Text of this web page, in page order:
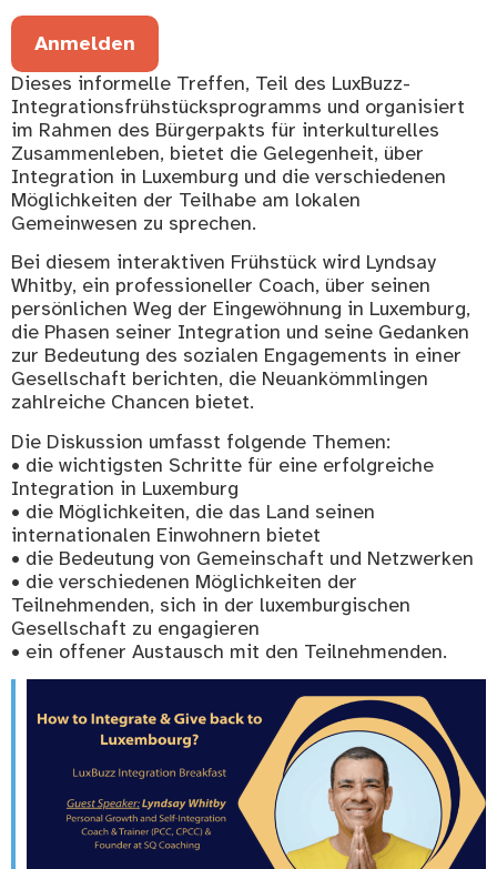
Anmelden
Dieses informelle Treffen, Teil des LuxBuzz-
Integrationsfrühstücksprogramms und organisiert
im Rahmen des Bürgerpakts für interkulturelles
Zusammenleben, bietet die Gelegenheit, über
Integration in Luxemburg und die verschiedenen
Möglichkeiten der Teilhabe am lokalen
Gemeinwesen zu sprechen.
Bei diesem interaktiven Frühstück wird Lyndsay
Whitby, ein professioneller Coach, über seinen
persönlichen Weg der Eingewöhnung in Luxemburg,
die Phasen seiner Integration und seine Gedanken
zur Bedeutung des sozialen Engagements in einer
Gesellschaft berichten, die Neuankömmlingen
zahlreiche Chancen bietet.
Die Diskussion umfasst folgende Themen:
• die wichtigsten Schritte für eine erfolgreiche
Integration in Luxemburg
• die Möglichkeiten, die das Land seinen
internationalen Einwohnern bietet
• die Bedeutung von Gemeinschaft und Netzwerken
• die verschiedenen Möglichkeiten der
Teilnehmenden, sich in der luxemburgischen
Gesellschaft zu engagieren
• ein offener Austausch mit den Teilnehmenden.